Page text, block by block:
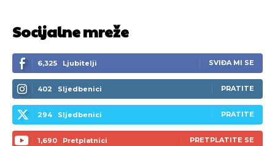
Socijalne mreže
6,325 Ljubitelji SVIĐA MI SE
402 Sljedbenici PRATITE
294 Sljedbenici PRATITE
1,690 Pretplatnici PRETPLATITE SE